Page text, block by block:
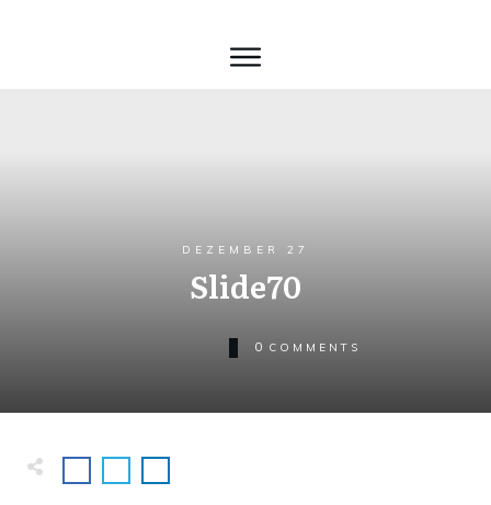
DEZEMBER 27
Slide70
0 COMMENTS